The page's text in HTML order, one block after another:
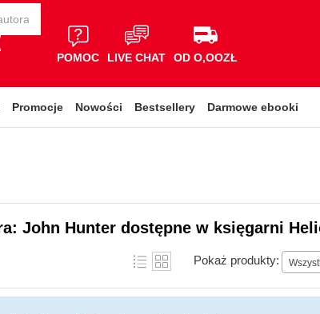
POMOC LIVE CHAT OD O,OOZŁ
Promocje Nowości Bestsellery Darmowe ebooki
John Hunter dostępne w księgarni
Pokaż produkty: